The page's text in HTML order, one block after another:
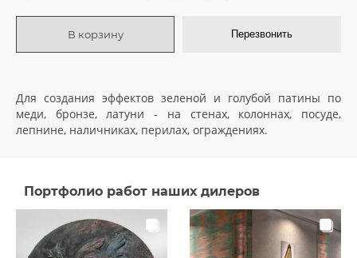
Для создания эффектов зеленой и голубой патины по
меди, бронзе, латуни - на стенах, колоннах, посуде,
лепнине, наличниках, перилах, ограждениях.
В корзину Перезвонить
Портфолио работ наших дилеров